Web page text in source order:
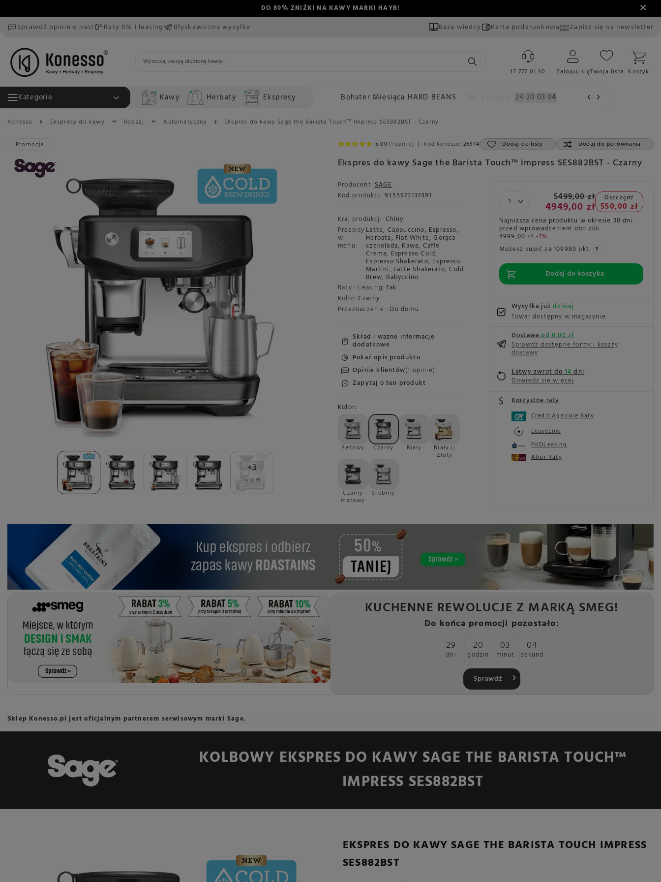
DO 80% ZNIŻKI NA KAWY MARKI HAYB!
Sprawdź opinie o nas!
Raty 0% i leasing Błyskawiczna wysyłka Baza wiedzy Karta podarunkowa Zapisz się na newsletter
17 777 01 30 Zaloguj sięTwoja lista Koszyk
Kategorie Kawy Herbaty Ekspresy Bohater Miesiąca HARD BEANS 24 20 03 02
Konesso Ekspresy do kawy Rodzaj Automatyczny Ekspres do kawy Sage the Barista Touch™ Impress SES882BST - Czarny
+3
więcej
Promocja
Ekspres do kawy Sage the Barista Touch™ Impress SES882BST - Czarny
5.00 (1 opinie) Kod Konesso: 26914 Dodaj do listy Dodaj do porównania
Producent: SAGE
Kod produktu: 9355973137491
Kraj produkcji: Chiny
Przepisy
w
menu:
Latte, Cappuccino, Espresso,
Herbata, Flat White,Gorąca
czekolada, Kawa, Caffe
Crema, Espresso Cold,
Espresso Shakerato, Espresso
Martini, Latte Shakerato,Cold
Brew, Babyccino
Raty i Leasing: Tak
Kolor: Czarny
Przeznaczenie : Do domu
Skład i ważne informacje
dodatkowe
Pokaż opis produktu
Opinie klientów(1 opinie)
Zapytaj o ten produkt
Kolor
Beżowy Czarny Biały Biały ||
Złoty
Czarny
matowy
Srebrny
5499,00 zł
4949,00 zł
Oszczędź
550,00 zł
Najniższa cena produktu w okresie 30 dni
przed wprowadzeniem obniżki:
4999,00 zł -1%
Możesz kupić za 109980 pkt.
Dodaj do koszyka
Wysyłka jużdzisiaj
Towar dostępny w magazynie
Dostawaod 0,00 zł
Sprawdź dostępne formy i koszty
dostawy
Łatwy zwrot do14dni
Dowiedz się więcej
Korzystne raty
Credit Agricole Raty
LeaseLink
PKOLeasing
Alior Raty
KUCHENNE REWOLUCJE Z MARKĄ SMEG!
Do końca promocji pozostało:
29
dni
20
godzin
03
minut
02
sekund
Sprawdź
Sklep Konesso.pl jest oficjalnym partnerem serwisowym marki Sage.
KOLBOWY EKSPRES DO KAWY SAGE THE BARISTA TOUCH™
IMPRESS SES882BST
EKSPRES DO KAWY SAGE THE BARISTA TOUCH IMPRESS
SES882BST